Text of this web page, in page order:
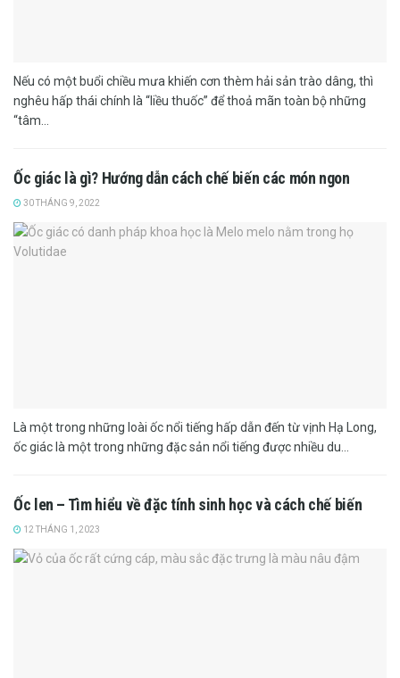
Nếu có một buổi chiều mưa khiến cơn thèm hải sản trào dâng, thì
nghêu hấp thái chính là “liều thuốc” để thoả mãn toàn bộ những
“tâm...
Ốc giác là gì? Hướng dẫn cách chế biến các món ngon
30 THÁNG 9, 2022
Là một trong những loài ốc nổi tiếng hấp dẫn đến từ vịnh Hạ Long,
ốc giác là một trong những đặc sản nổi tiếng được nhiều du...
Ốc len – Tìm hiểu về đặc tính sinh học và cách chế biến
12 THÁNG 1, 2023